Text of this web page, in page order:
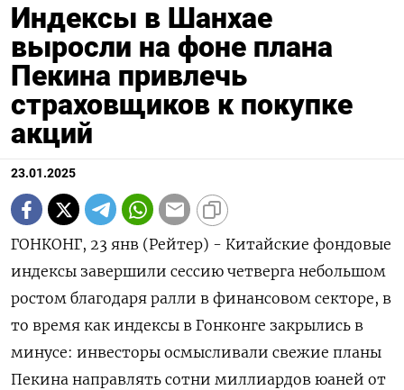
Индексы в Шанхае
выросли на фоне плана
Пекина привлечь
страховщиков к покупке
акций
23.01.2025
ГОНКОНГ, 23 янв (Рейтер) - Китайские фондовые
индексы завершили сессию четверга небольшом
ростом благодаря ралли в финансовом секторе, в
то время как индексы в Гонконге закрылись в
минусе: инвесторы осмысливали свежие планы
Пекина направлять сотни миллиардов юаней от